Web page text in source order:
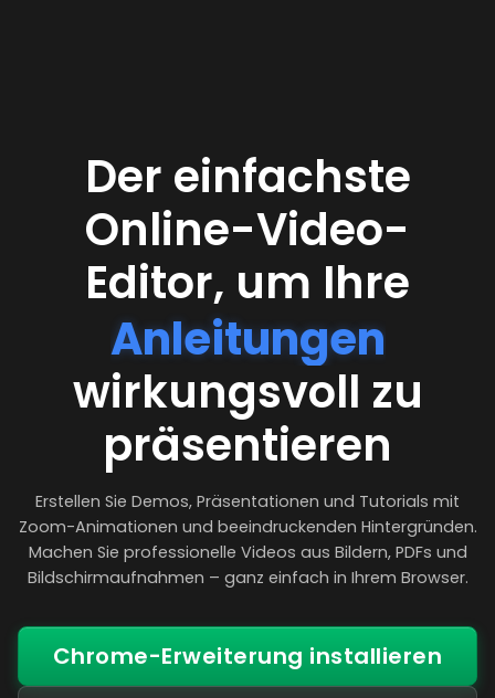
Der einfachste
Online-Video-
Editor, um Ihre
Anleitungen
wirkungsvoll zu
präsentieren
Erstellen Sie Demos, Präsentationen und Tutorials mit
Zoom-Animationen und beeindruckenden Hintergründen.
Machen Sie professionelle Videos aus Bildern, PDFs und
Bildschirmaufnahmen – ganz einfach in Ihrem Browser.
Chrome-Erweiterung installieren